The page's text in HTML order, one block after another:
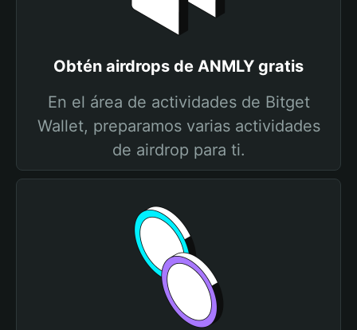
Obtén airdrops de ANMLY gratis
En el área de actividades de Bitget
Wallet, preparamos varias actividades
de airdrop para ti.